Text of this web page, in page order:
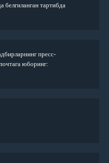
белгиланган тартибда
пресс-
юборинг: